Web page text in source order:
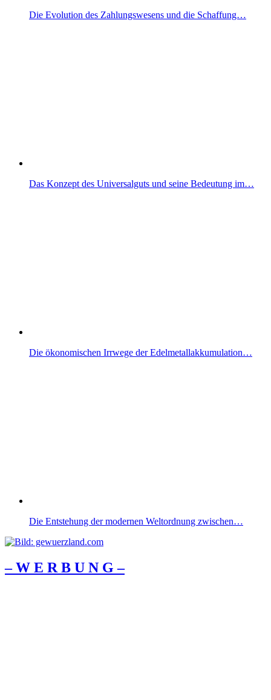
Die Evolution des Zahlungswesens und die Schaffung…
Das Konzept des Universalguts und seine Bedeutung im…
Die ökonomischen Irrwege der Edelmetallakkumulation…
Die Entstehung der modernen Weltordnung zwischen…
– W Ε R Β U Ν G –